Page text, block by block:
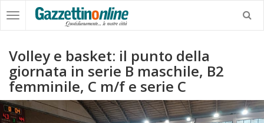
Volley e basket: il punto della
giornata in serie B maschile, B2
femminile, C m/f e serie C